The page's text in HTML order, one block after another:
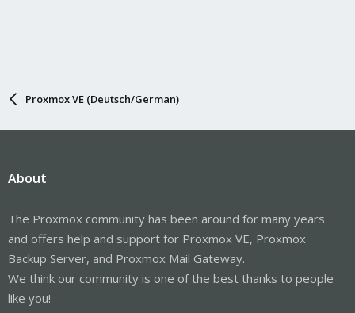
Proxmox VE (Deutsch/German)
About
The Proxmox community has been around for many years
and offers help and support for Proxmox VE, Proxmox
Backup Server, and Proxmox Mail Gateway.
We think our community is one of the best thanks to people
like you!